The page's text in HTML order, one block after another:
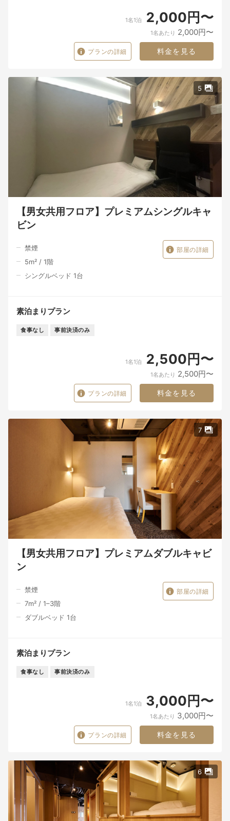
1名1泊 2,000円〜
1名あたり 2,000円〜
プランの詳細 料金を見る
5
【男女共用フロア】プレミアムシングルキャ
ビン
禁煙
5m² / 1階
シングルベッド 1台
部屋の詳細
素泊まりプラン
食事なし 事前決済のみ
1名1泊 2,500円〜
1名あたり 2,500円〜
プランの詳細 料金を見る
7
【男女共用フロア】プレミアムダブルキャビ
ン
禁煙
7m² / 1–3階
ダブルベッド 1台
部屋の詳細
素泊まりプラン
食事なし 事前決済のみ
1名1泊 3,000円〜
1名あたり 3,000円〜
プランの詳細 料金を見る
6